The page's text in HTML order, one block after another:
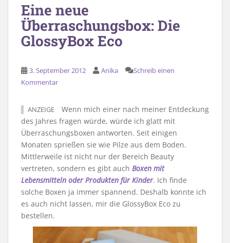
Eine neue
Überraschungsbox: Die
GlossyBox Eco
3. September 2012 Anika
Schreib einen
Kommentar
ANZEIGE
Wenn mich einer nach meiner Entdeckung
des Jahres fragen würde, würde ich glatt mit
Überraschungsboxen antworten. Seit einigen
Monaten sprießen sie wie Pilze aus dem Boden.
Mittlerweile ist nicht nur der Bereich Beauty
vertreten, sondern es gibt auch Boxen mit
Lebensmitteln oder Produkten für Kinder. Ich finde
solche Boxen ja immer spannend. Deshalb konnte ich
es auch nicht lassen, mir die GlossyBox Eco zu
bestellen.